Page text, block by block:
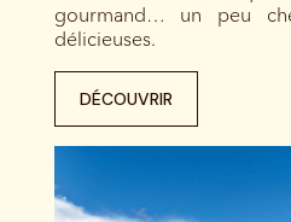
gourmand… un peu
délicieuses.
DÉCOUVRIR